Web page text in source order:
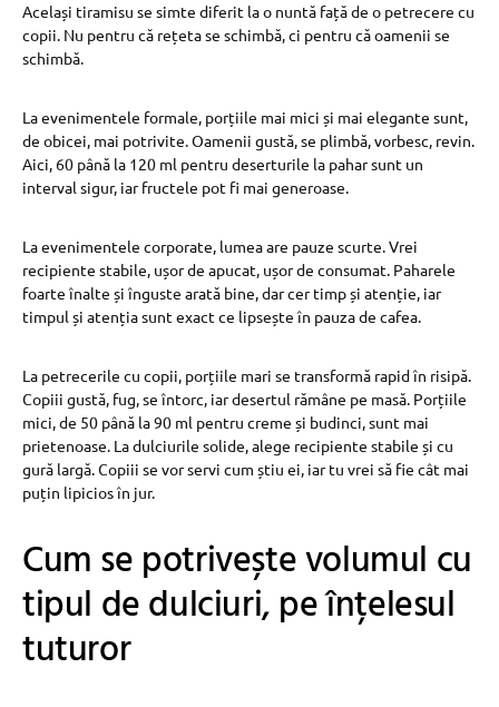
Același tiramisu se simte diferit la o nuntă față de o petrecere cu
copii. Nu pentru că rețeta se schimbă, ci pentru că oamenii se
schimbă.
La evenimentele formale, porțiile mai mici și mai elegante sunt,
de obicei, mai potrivite. Oamenii gustă, se plimbă, vorbesc, revin.
Aici, 60 până la 120 ml pentru deserturile la pahar sunt un
interval sigur, iar fructele pot fi mai generoase.
La evenimentele corporate, lumea are pauze scurte. Vrei
recipiente stabile, ușor de apucat, ușor de consumat. Paharele
foarte înalte și înguste arată bine, dar cer timp și atenție, iar
timpul și atenția sunt exact ce lipsește în pauza de cafea.
La petrecerile cu copii, porțiile mari se transformă rapid în risipă.
Copiii gustă, fug, se întorc, iar desertul rămâne pe masă. Porțiile
mici, de 50 până la 90 ml pentru creme și budinci, sunt mai
prietenoase. La dulciurile solide, alege recipiente stabile și cu
gură largă. Copiii se vor servi cum știu ei, iar tu vrei să fie cât mai
puțin lipicios în jur.
Cum se potrivește volumul cu
tipul de dulciuri, pe înțelesul
tuturor